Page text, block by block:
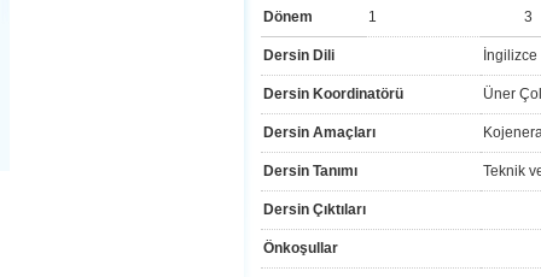
Dönem 1 3
Dersin Dili İngilizce
Dersin Koordinatörü Üner
Dersin Amaçları
Dersin Tanımı Teknik
Dersin Çıktıları
Önkoşullar